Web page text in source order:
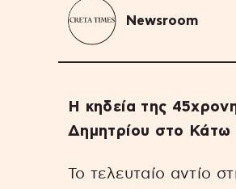
Newsroom
Η κηδεία της
Δημητρίου στο Κάτω
Το τελευταίο αντίο